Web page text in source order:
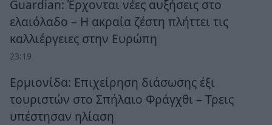
Guardian: Έρχονται νέες αυξήσεις στο
ελαιόλαδο – Η ακραία ζέστη πλήττει τις
καλλιέργειες στην Ευρώπη
23:19
Ερμιονίδα: Επιχείρηση διάσωσης έξι
τουριστών στο Σπήλαιο Φράγχθι – Τρεις
υπέστησαν ηλίαση